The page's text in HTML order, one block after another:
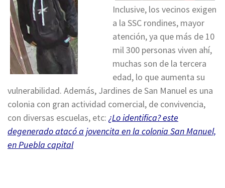
Inclusive, los vecinos exigen
a la SSC rondines, mayor
atención, ya que más de 10
mil 300 personas viven ahí,
muchas son de la tercera
edad, lo que aumenta su
vulnerabilidad. Además, Jardines de San Manuel es una
colonia con gran actividad comercial, de convivencia,
con diversas escuelas, etc: ¿Lo identifica? este
degenerado atacó a jovencita en la colonia San Manuel,
en Puebla capital